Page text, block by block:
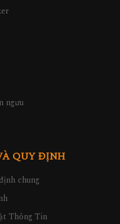
ngưu
QUY ĐỊNH
chung
Thông Tin